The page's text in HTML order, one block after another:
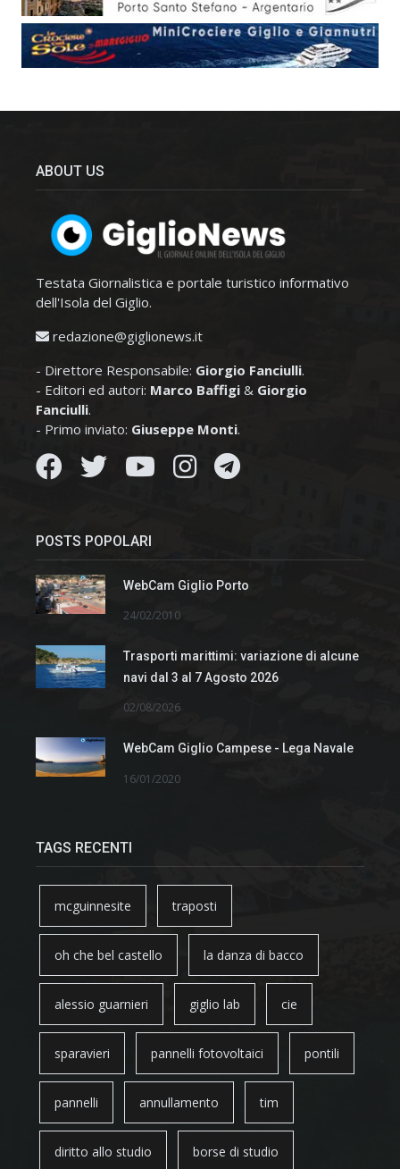
ABOUT US
Testata Giornalistica e portale turistico informativo
dell'Isola del Giglio.
redazione@giglionews.it
- Direttore Responsabile: Giorgio Fanciulli.
- Editori ed autori: Marco Baffigi & Giorgio
Fanciulli.
- Primo inviato: Giuseppe Monti.
POSTS POPOLARI
WebCam Giglio Porto
24/02/2010
Trasporti marittimi: variazione di alcune
navi dal 3 al 7 Agosto 2026
02/08/2026
WebCam Giglio Campese - Lega Navale
16/01/2020
TAGS RECENTI
mcguinnesite traposti
oh che bel castello la danza di bacco
alessio guarnieri giglio lab cie
sparavieri pannelli fotovoltaici pontili
pannelli annullamento tim
diritto allo studio borse di studio